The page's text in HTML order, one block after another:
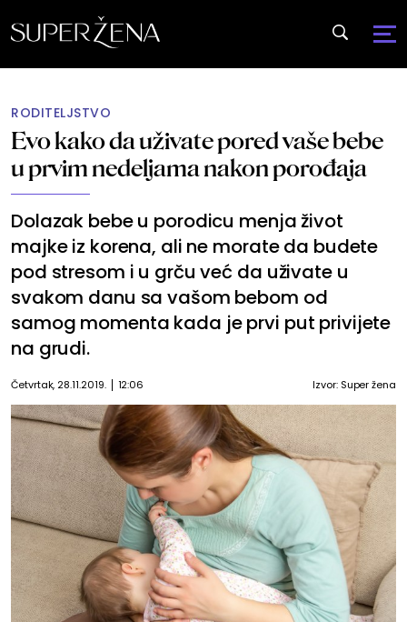
RODITELJSTVO
Evo kako da uživate pored vaše bebe
u prvim nedeljama nakon porođaja
Dolazak bebe u porodicu menja život
majke iz korena, ali ne morate da budete
pod stresom i u grču već da uživate u
svakom danu sa vašom bebom od
samog momenta kada je prvi put privijete
na grudi.
Četvrtak, 28.11.2019. 12:06 Izvor: Super žena